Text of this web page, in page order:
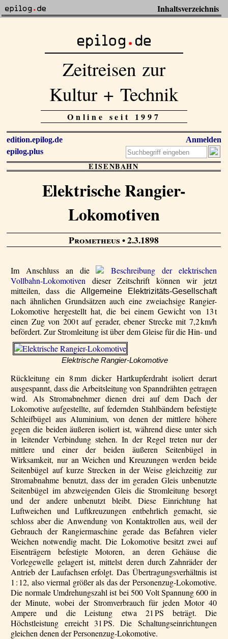
Inhaltsverzeichnis
Zeitreisen zur
Kultur + Technik
Online seit 1997
edition.epilog.de
epilog.plus
Anmelden
EISENBAHN
Elektrische Rangier-
Lokomotiven
Prometheus• 2.3.1898
Im Anschluss an die
Beschreibung der elektrischen
Vollbahn-Lokomotiven dieser Zeitschrift können wir jetzt
mitteilen, dass die
Allgemeine Elektrizitäts-Gesellschaft
nach ähnlichen Grundsätzen auch eine zweiachsige Rangier-
Loko­motive hergestellt hat, die bei einem Gewicht von 13 t
einen Zug von 200 t auf gerader, ebener Strecke mit 7,2 km/h
befördert.
Elektrische Rangier-Lokomotive
Zur Stromleitung ist über dem Gleise für die Hin- und
Rückleitung ein 8 mm dicker Hartkupferdraht isoliert derart
ausgespannt, dass die Arbeitsleitung von Spanndrähten getragen
wird. Als Stromabnehmer dienen drei auf dem Dach der
Lokomotive aufgestellte, auf federnden Stahlbändern befestigte
Schleifbügel aus Aluminium, von denen der mittlere höhere
gegen die beiden äußeren isoliert ist, während diese unter sich
in leitender Verbindung stehen. In der Regel treten nur der
mittlere und einer der beiden äußeren Seitenbügel in
Wirksamkeit, nur an Weichen und Kreuzungen werden beide
Seitenbügel auf kurze Strecken in der Weise gleichzeitig zur
Stromabnahme benutzt, dass der im geraden Gleis unbenutzte
Seitenbügel im abzweigenden Gleis die Stromleitung besorgt
und der andere unbenutzt bleibt. Diese Einrichtung hat
Luftweichen und Luftkreuzungen entbehrlich gemacht, sie
schloss aber die Anwendung von Kontaktrollen aus, weil der
Gebrauch der Rangier­maschine gerade das Befahren vieler
Weichen notwendig macht. Die Lokomotive besitzt zwei auf
Eisenträgern befestigte Motoren, an deren Gehäuse die
Vorlegewelle gelagert ist, mittelst deren durch Zahnräder der
Antrieb der Laufachsen erfolgt. Das Übertragungsverhältnis ist
1 : 12, also viermal größer als das der Personenzug-Lokomotive.
Die normale Umdrehungszahl ist bei 500 Volt Spannung 600 in
der Minute, wobei der Stromverbrauch für jeden Motor 40
Ampere und die Leistung etwa 21 PS beträgt. Die
Höchstleistung erreicht 31 PS. Die Schaltungs­einrich­tungen
gleichen denen der Personenzug-Lokomotive.